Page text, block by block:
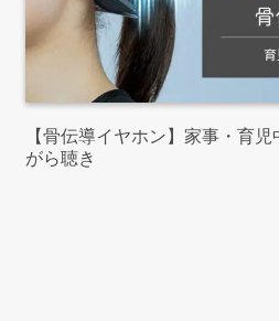
【骨伝導イヤホン】家事・育
がら聴き